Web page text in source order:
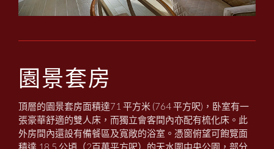
園景套房
頂層的園景套房面積達71 平方米 (764 平方呎)，卧室有一
張豪華舒適的雙人床，而獨立會客間內亦配有梳化床。此
外房間內還設有備餐區及寬敞的浴室。憑窗俯望可飽覽面
積達 18.5 公頃（2百萬平方呎）的天水圍中央公園，部分